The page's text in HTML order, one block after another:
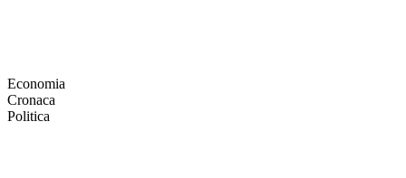
Economia
Cronaca
Politica